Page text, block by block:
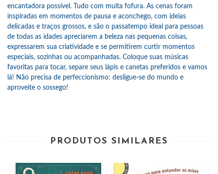
encantadora possível. Tudo com muita fofura. As cenas foram
inspiradas em momentos de pausa e aconchego, com ideias
delicadas e traços grossos, e são o passatempo ideal para pessoas
de todas as idades apreciarem a beleza nas pequenas coisas,
expressarem sua criatividade e se permitirem curtir momentos
especiais, sozinhas ou acompanhadas. Coloque suas músicas
favoritas para tocar, separe seus lápis e canetas preferidos e vamos
lá! Não precisa de perfeccionismo: desligue-se do mundo e
aproveite o sossego!
PRODUTOS SIMILARES